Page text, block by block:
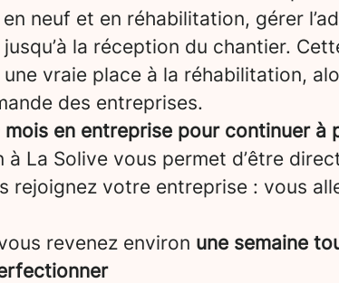
neuf et en réhabilitation, gérer
la réception du chantier.
vraie place à la réhabilitation,
des entreprises.
mois en entreprise pour continuer à
La Solive vous permet d’être
rejoignez votre entreprise : vous
revenez environ une semaine